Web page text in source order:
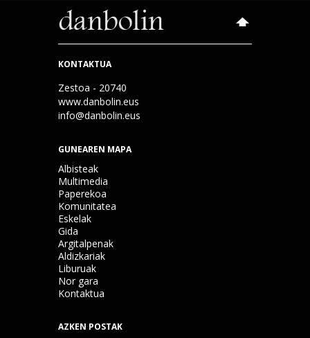
KONTAKTUA
Zestoa - 20740
www.danbolin.eus
info@danbolin.eus
GUNEAREN MAPA
Albisteak
Multimedia
Paperekoa
Komunitatea
Eskelak
Gida
Argitalpenak
Aldizkariak
Liburuak
Nor gara
Kontaktua
AZKEN POSTAK